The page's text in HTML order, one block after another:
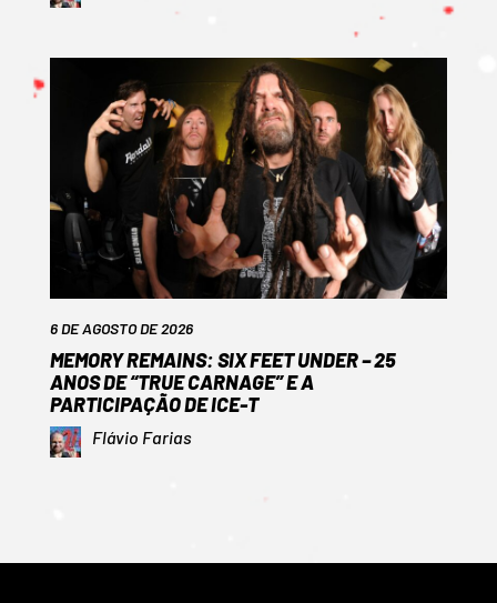
6 DE AGOSTO DE 2026
MEMORY REMAINS: SIX FEET UNDER – 25
ANOS DE “TRUE CARNAGE” E A
PARTICIPAÇÃO DE ICE-T
Flávio Farias